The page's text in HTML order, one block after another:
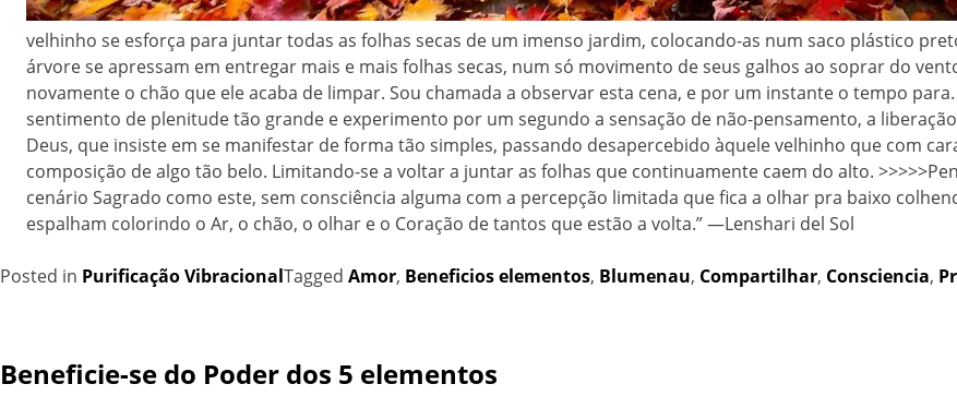
velhinho se esforça para juntar todas as folhas secas de um imenso jardim, colocando-as num saco plástico
árvore se apressam em entregar mais e mais folhas secas, num só movimento de seus galhos ao soprar do
novamente o chão que ele acaba de limpar. Sou chamada a observar esta cena, e por um instante o tempo
sentimento de plenitude tão grande e experimento por um segundo a sensação de não-pensamento, a
Deus, que insiste em se manifestar de forma tão simples, passando desapercebido àquele velhinho que com
composição de algo tão belo. Limitando-se a voltar a juntar as folhas que continuamente caem do alto.
cenário Sagrado como este, sem consciência alguma com a percepção limitada que fica a olhar pra baixo
espalham colorindo o Ar, o chão, o olhar e o Coração de tantos que estão a volta.” —Lenshari del Sol
Posted in Purificação VibracionalTagged Amor, Beneficios elementos, Blumenau, Compartilhar, Consciencia,
Beneficie-se do Poder dos 5 elementos